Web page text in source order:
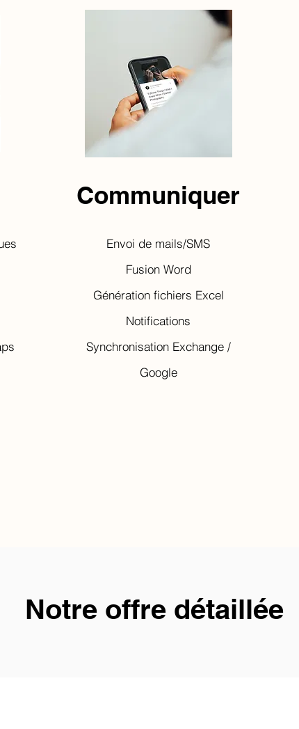
Communiquer
Envoi de mails/SMS
Fusion Word
Génération fichiers Excel
Notifications
Synchronisation Exchange /
Google
Notre offre détaillée